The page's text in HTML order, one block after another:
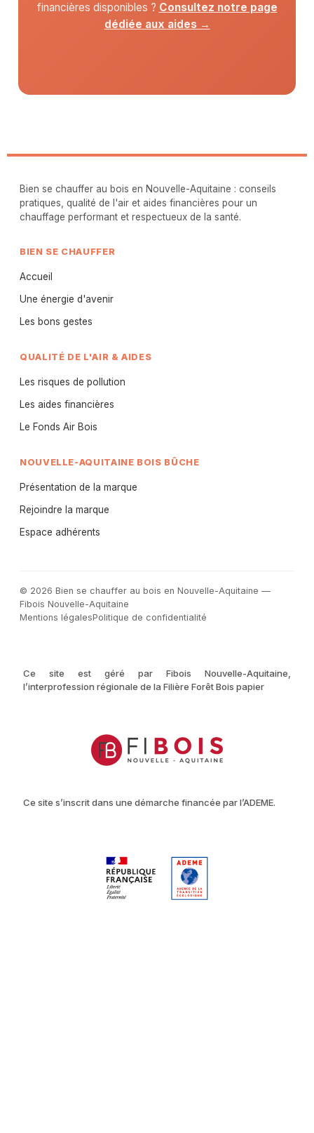
financières disponibles ? Consultez notre page
dédiée aux aides →
Bien se chauffer au bois en Nouvelle-Aquitaine : conseils
pratiques, qualité de l'air et aides financières pour un
chauffage performant et respectueux de la santé.
BIEN SE CHAUFFER
Accueil
Une énergie d'avenir
Les bons gestes
QUALITÉ DE L'AIR & AIDES
Les risques de pollution
Les aides financières
Le Fonds Air Bois
NOUVELLE-AQUITAINE BOIS BÛCHE
Présentation de la marque
Rejoindre la marque
Espace adhérents
© 2026 Bien se chauffer au bois en Nouvelle-Aquitaine —
Fibois Nouvelle-Aquitaine
Mentions légalesPolitique de confidentialité
Ce site est géré par Fibois Nouvelle-Aquitaine,
l’interprofession régionale de la Filière Forêt Bois papier
Ce site s’inscrit dans une démarche financée par l’ADEME.